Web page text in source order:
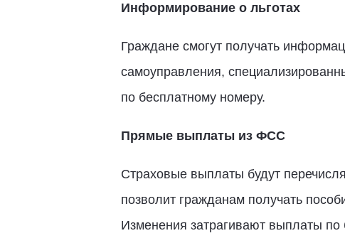
Информирование о льготах
Граждане смогут получать
самоуправления,
по бесплатному номеру.
Прямые выплаты из ФСС
Страховые выплаты будут
позволит гражданам получать
Изменения затрагивают выплаты